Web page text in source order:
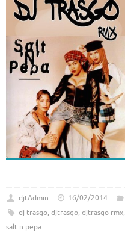
djtAdmin 16/02/2014
dj trasgo, djtrasgo, djtrasgo rmx,
salt n pepa